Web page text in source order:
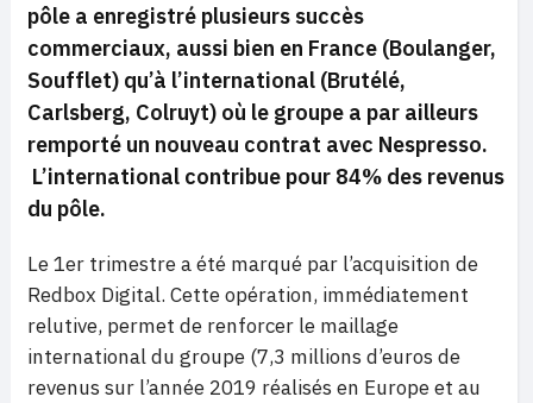
pôle a enregistré plusieurs succès
commerciaux, aussi bien en France (Boulanger,
Soufflet) qu’à l’international (Brutélé,
Carlsberg, Colruyt) où le groupe a par ailleurs
remporté un nouveau contrat avec Nespresso.
L’international contribue pour 84% des revenus
du pôle.
Le 1er trimestre a été marqué par l’acquisition de
Redbox Digital. Cette opération, immédiatement
relutive, permet de renforcer le maillage
international du groupe (7,3 millions d’euros de
revenus sur l’année 2019 réalisés en Europe et au